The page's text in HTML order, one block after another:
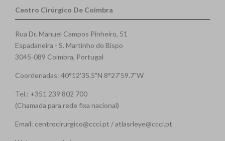
Centro Cirúrgico De Coimbra
Rua Dr. Manuel Campos Pinheiro, 51
Espadaneira - S. Martinho do Bispo
3045-089 Coimbra, Portugal
Coordenadas: 40°12'35.5"N 8°27'59.7"W
Tel.: +351 239 802 700
(Chamada para rede fixa nacional)
Email: centrocirurgico@ccci.pt / atlasrleye@ccci.pt